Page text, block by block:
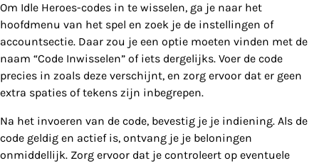
Om Idle Heroes-codes in te wisselen, ga je naar het
hoofdmenu van het spel en zoek je de instellingen of
accountsectie. Daar zou je een optie moeten vinden met de
naam “Code Inwisselen” of iets dergelijks. Voer de code
precies in zoals deze verschijnt, en zorg ervoor dat er geen
extra spaties of tekens zijn inbegrepen.
Na het invoeren van de code, bevestig je je indiening. Als de
code geldig en actief is, ontvang je je beloningen
onmiddellijk. Zorg ervoor dat je controleert op eventuele